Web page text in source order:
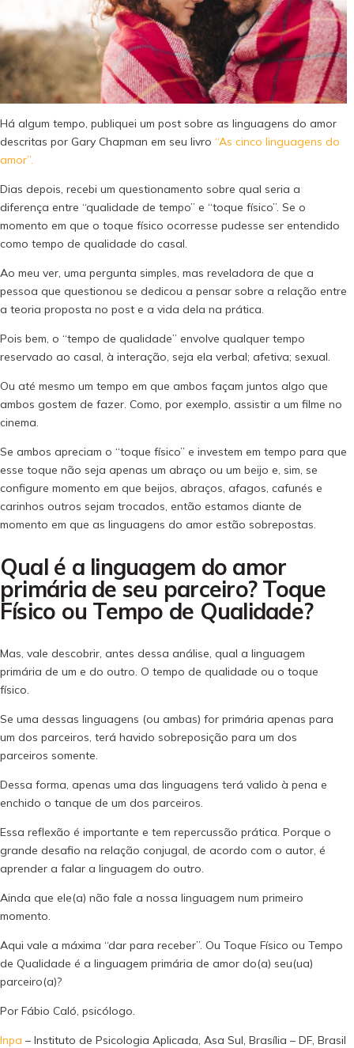
Há algum tempo, publiquei um post sobre as linguagens do amor
descritas por Gary Chapman em seu livro “As cinco linguagens do
amor”.
Dias depois, recebi um questionamento sobre qual seria a
diferença entre “qualidade de tempo” e “toque físico”. Se o
momento em que o toque físico ocorresse pudesse ser entendido
como tempo de qualidade do casal.
Ao meu ver, uma pergunta simples, mas reveladora de que a
pessoa que questionou se dedicou a pensar sobre a relação entre
a teoria proposta no post e a vida dela na prática.
Pois bem, o “tempo de qualidade” envolve qualquer tempo
reservado ao casal, à interação, seja ela verbal; afetiva; sexual.
Ou até mesmo um tempo em que ambos façam juntos algo que
ambos gostem de fazer. Como, por exemplo, assistir a um filme no
cinema.
Se ambos apreciam o “toque físico” e investem em tempo para que
esse toque não seja apenas um abraço ou um beijo e, sim, se
configure momento em que beijos, abraços, afagos, cafunés e
carinhos outros sejam trocados, então estamos diante de
momento em que as linguagens do amor estão sobrepostas.
Qual é a linguagem do amor
primária de seu parceiro? Toque
Físico ou Tempo de Qualidade?
Mas, vale descobrir, antes dessa análise, qual a linguagem
primária de um e do outro. O tempo de qualidade ou o toque
físico.
Se uma dessas linguagens (ou ambas) for primária apenas para
um dos parceiros, terá havido sobreposição para um dos
parceiros somente.
Dessa forma, apenas uma das linguagens terá valido à pena e
enchido o tanque de um dos parceiros.
Essa reflexão é importante e tem repercussão prática. Porque o
grande desafio na relação conjugal, de acordo com o autor, é
aprender a falar a linguagem do outro.
Ainda que ele(a) não fale a nossa linguagem num primeiro
momento.
Aqui vale a máxima “dar para receber”. Ou Toque Físico ou Tempo
de Qualidade é a linguagem primária de amor do(a) seu(ua)
parceiro(a)?
Por Fábio Caló, psicólogo.
Inpa – Instituto de Psicologia Aplicada, Asa Sul, Brasília – DF, Brasil